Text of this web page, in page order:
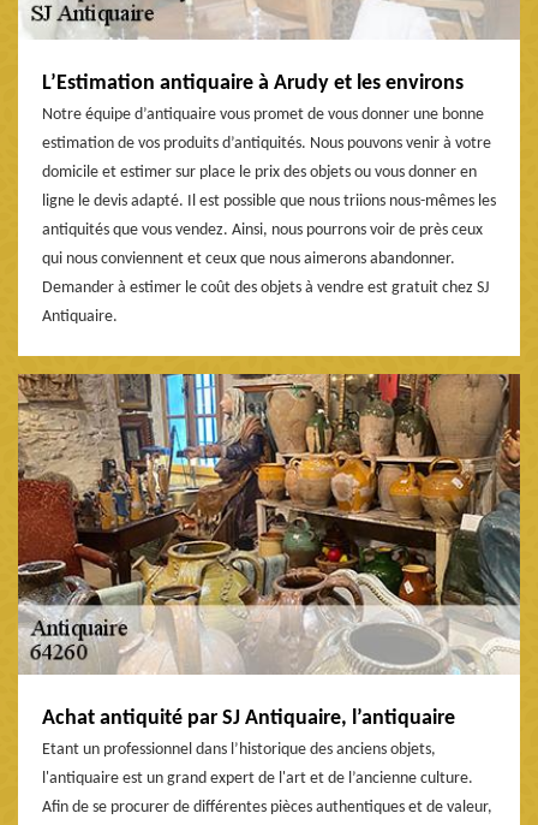
L’Estimation antiquaire à Arudy et les environs
Notre équipe d’antiquaire vous promet de vous donner une bonne
estimation de vos produits d’antiquités. Nous pouvons venir à votre
domicile et estimer sur place le prix des objets ou vous donner en
ligne le devis adapté. Il est possible que nous triions nous-mêmes les
antiquités que vous vendez. Ainsi, nous pourrons voir de près ceux
qui nous conviennent et ceux que nous aimerons abandonner.
Demander à estimer le coût des objets à vendre est gratuit chez SJ
Antiquaire.
Achat antiquité par SJ Antiquaire, l’antiquaire
Etant un professionnel dans l’historique des anciens objets,
l'antiquaire est un grand expert de l'art et de l’ancienne culture.
Afin de se procurer de différentes pièces authentiques et de valeur,